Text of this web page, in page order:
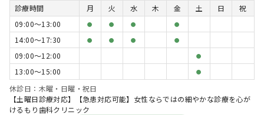
診療時間 月 火 水 木 金 土 日
祝
09:00〜13:00
● ● ● ●
14:00〜17:30 ● ● ● ●
09:00〜12:00 ●
13:00〜15:00 ●
休診日：木曜・日曜・祝日
【土曜日診療対応】【急患対応可能】女性ならではの細やかな診療を心が
けるもり歯科クリニック